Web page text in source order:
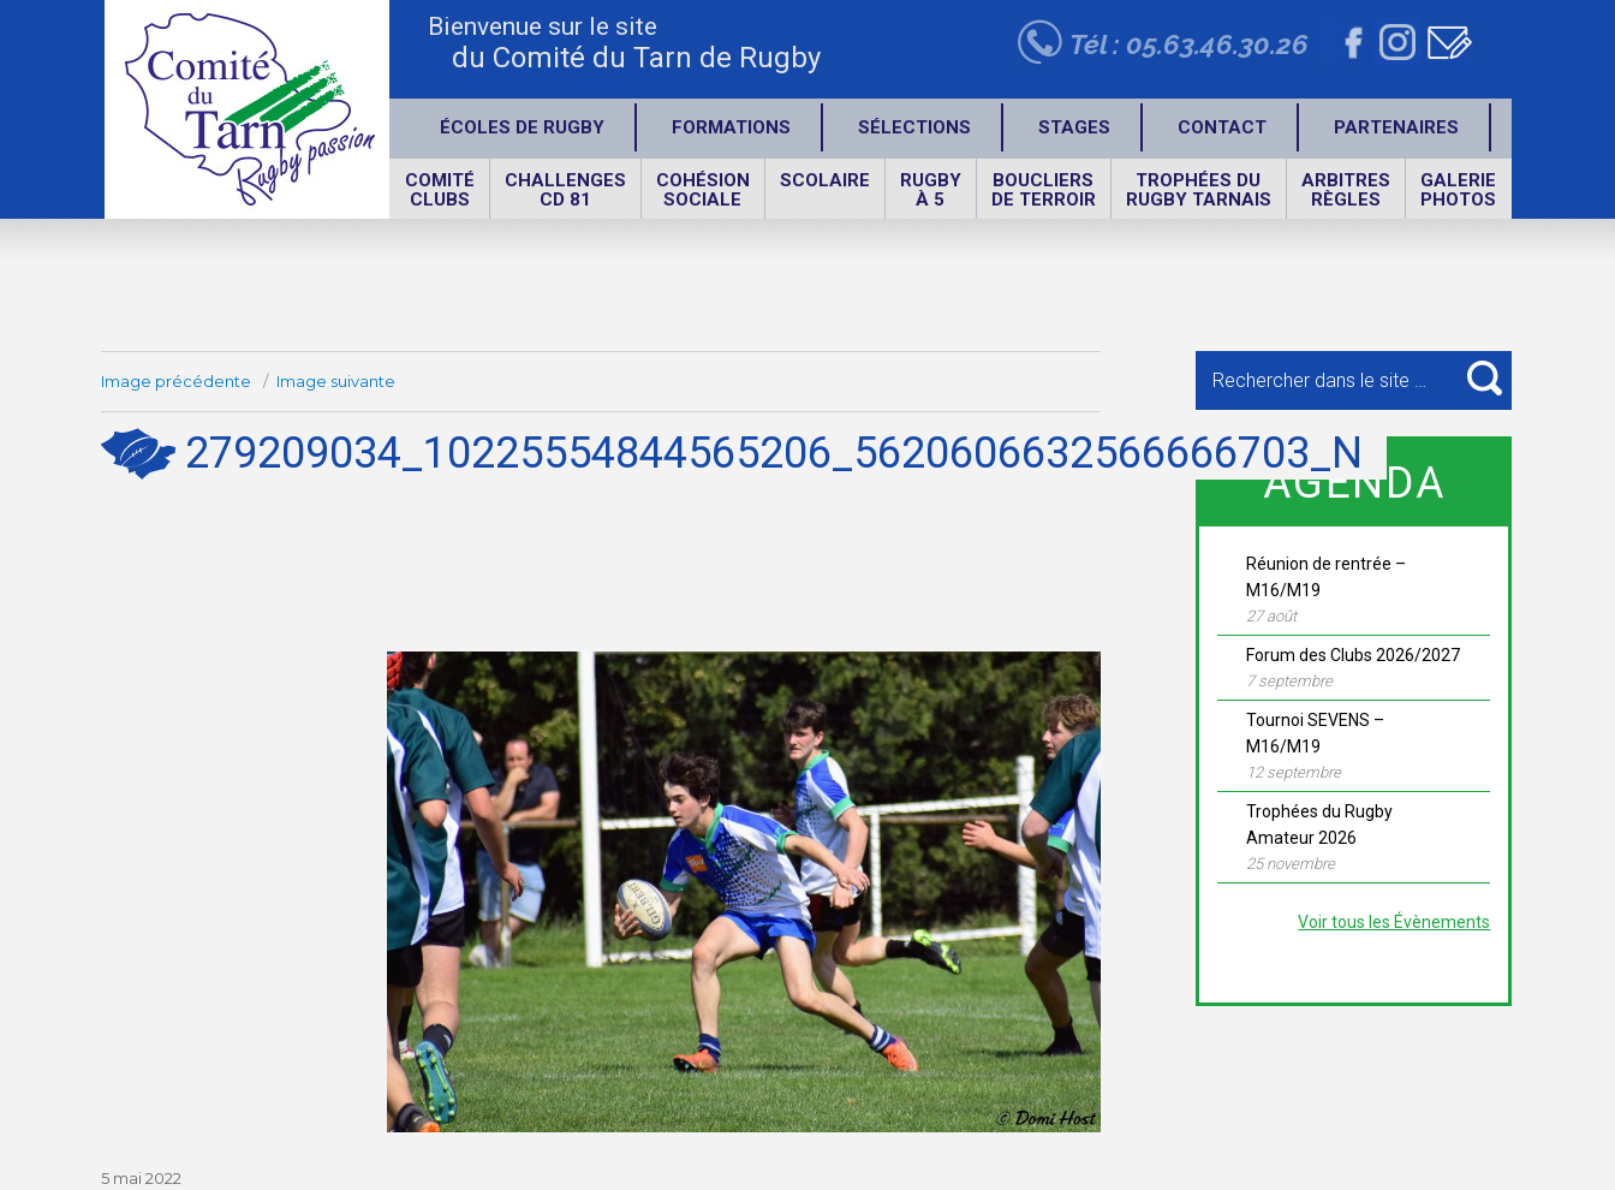
Bienvenue sur le site
du Comité du Tarn de Rugby Tél : 05.63.46.30.26
ÉCOLES DE RUGBY FORMATIONS SÉLECTIONS STAGES CONTACT PARTENAIRES
COMITÉ
CLUBS
CHALLENGES
CD 81
COHÉSION
SOCIALE
SCOLAIRE
RUGBY
À 5
BOUCLIERS
DE TERROIR
TROPHÉES DU
RUGBY TARNAIS
ARBITRES
RÈGLES
GALERIE
PHOTOS
Image précédente Image suivante
279209034_10225554844565206_5620606632566666703_N
Publié
5 mai 2022
pour
:
RECHERCHE
AGENDA
Réunion de rentrée –
M16/M19
27 août
Forum des Clubs 2026/2027
7 septembre
Tournoi SEVENS –
M16/M19
12 septembre
Trophées du Rugby
Amateur 2026
25 novembre
Voir tous les Évènements